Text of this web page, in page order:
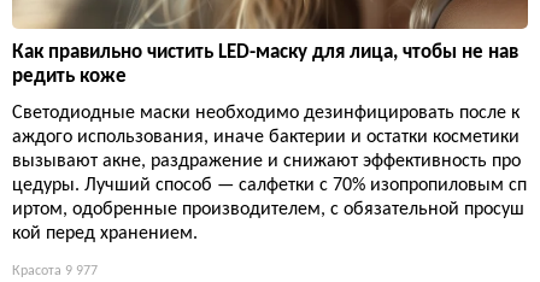
Как правильно чистить LED-маску для лица, чтобы не нав
редить коже
Светодиодные маски необходимо дезинфицировать после к
аждого использования, иначе бактерии и остатки косметики
вызывают акне, раздражение и снижают эффективность про
цедуры. Лучший способ — салфетки с 70% изопропиловым сп
иртом, одобренные производителем, с обязательной просуш
кой перед хранением.
Красота 9 977